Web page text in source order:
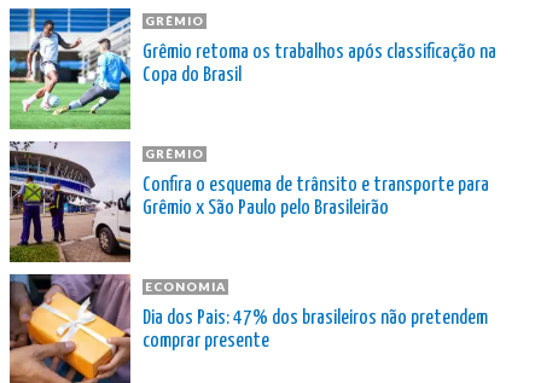
GRÊMIO
Grêmio retoma os trabalhos após classificação na
Copa do Brasil
GRÊMIO
Confira o esquema de trânsito e transporte para
Grêmio x São Paulo pelo Brasileirão
ECONOMIA
Dia dos Pais: 47% dos brasileiros não pretendem
comprar presente